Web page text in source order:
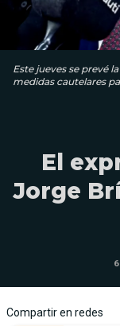
Este jueves se prevé
medidas cautelares
El
Jorge
Compartir en redes